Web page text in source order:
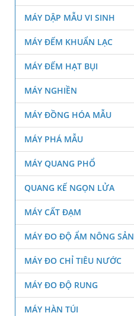
MÁY DẬP MẪU VI SINH
MÁY ĐẾM KHUẨN LẠC
MÁY ĐẾM HẠT BỤI
MÁY NGHIỀN
MÁY ĐỒNG HÓA MẪU
MÁY PHÁ MẪU
MÁY QUANG PHỔ
QUANG KẾ NGỌN LỬA
MÁY CẤT ĐẠM
MÁY ĐO ĐỘ ẨM NÔNG SẢN
MÁY ĐO CHỈ TIÊU NƯỚC
MÁY ĐO ĐỘ RUNG
MÁY HÀN TÚI